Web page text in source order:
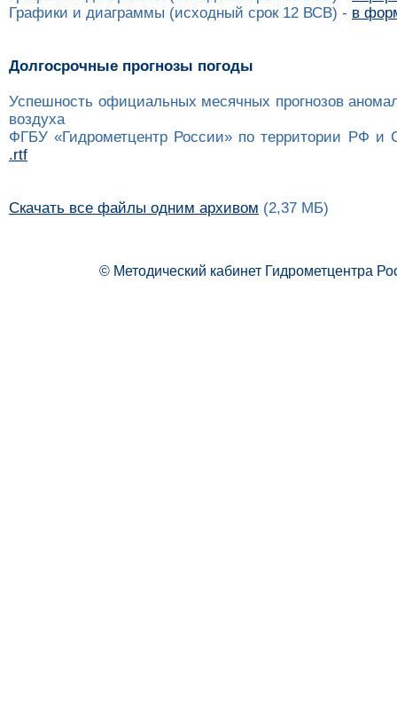
Графики и диаграммы (исходный срок 12 ВСВ) - в
Долгосрочные прогнозы погоды
Успешность официальных месячных прогнозов
воздуха
ФГБУ «Гидрометцентр России» по территории РФ
.rtf
Скачать все файлы одним архивом (2,37 МБ)
© Методический кабинет Гидрометцентра